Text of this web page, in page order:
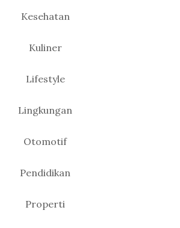
Kesehatan
Kuliner
Lifestyle
Lingkungan
Otomotif
Pendidikan
Properti